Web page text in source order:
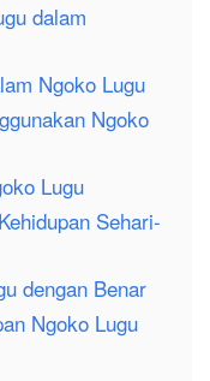
dalam
Ngoko Lugu
Ngoko
Lugu
Sehari-
dengan Benar
Ngoko Lugu